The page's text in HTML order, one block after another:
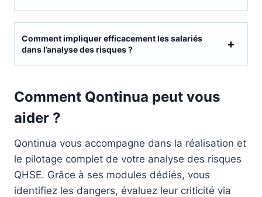
Comment impliquer efficacement les salariés
dans l’analyse des risques ?
Comment Qontinua peut vous
aider ?
Qontinua vous accompagne dans la réalisation et
le pilotage complet de votre analyse des risques
QHSE. Grâce à ses modules dédiés, vous
identifiez les dangers, évaluez leur criticité via